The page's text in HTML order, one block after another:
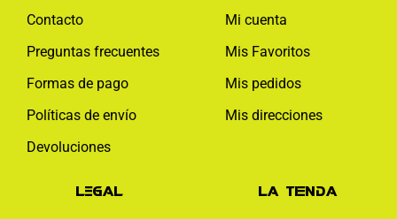
Contacto
Preguntas frecuentes
Formas de pago
Políticas de envío
Devoluciones
Mi cuenta
Mis Favoritos
Mis pedidos
Mis direcciones
Legal La tienda